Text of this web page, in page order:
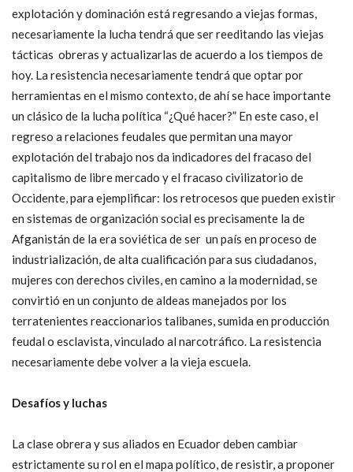
explotación y dominación está regresando a viejas formas,
necesariamente la lucha tendrá que ser reeditando las viejas
tácticas obreras y actualizarlas de acuerdo a los tiempos de
hoy. La resistencia necesariamente tendrá que optar por
herramientas en el mismo contexto, de ahí se hace importante
un clásico de la lucha política “¿Qué hacer?” En este caso, el
regreso a relaciones feudales que permitan una mayor
explotación del trabajo nos da indicadores del fracaso del
capitalismo de libre mercado y el fracaso civilizatorio de
Occidente, para ejemplificar: los retrocesos que pueden existir
en sistemas de organización social es precisamente la de
Afganistán de la era soviética de ser un país en proceso de
industrialización, de alta cualificación para sus ciudadanos,
mujeres con derechos civiles, en camino a la modernidad, se
convirtió en un conjunto de aldeas manejados por los
terratenientes reaccionarios talibanes, sumida en producción
feudal o esclavista, vinculado al narcotráfico. La resistencia
necesariamente debe volver a la vieja escuela.
Desafíos y luchas
La clase obrera y sus aliados en Ecuador deben cambiar
estrictamente su rol en el mapa político, de resistir, a proponer